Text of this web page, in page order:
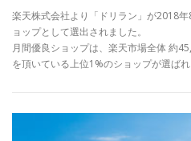
楽天株式会社より「ドリラン」が2018
ョップとして選出されました。
月間優良ショップは、楽天市場全体 約
を頂いている上位1%のショップが選ばれ